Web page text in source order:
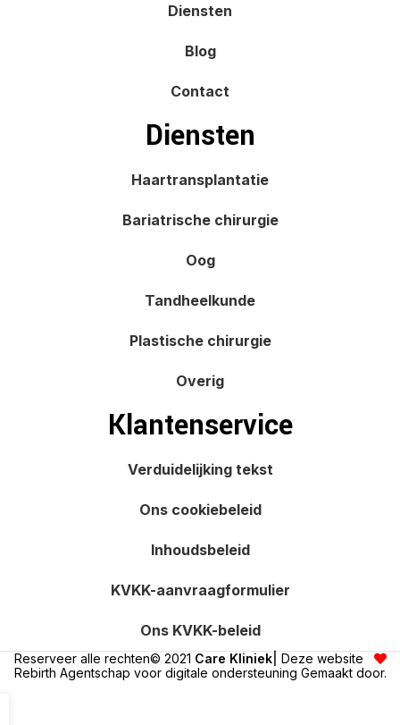
Diensten
Blog
Contact
Diensten
Haartransplantatie
Bariatrische chirurgie
Oog
Tandheelkunde
Plastische chirurgie
Overig
Klantenservice
Verduidelijking tekst
Ons cookiebeleid
Inhoudsbeleid
KVKK-aanvraagformulier
Ons KVKK-beleid
Reserveer alle rechten© 2021 Care Kliniek| Deze website
Rebirth Agentschap voor digitale ondersteuning Gemaakt door.